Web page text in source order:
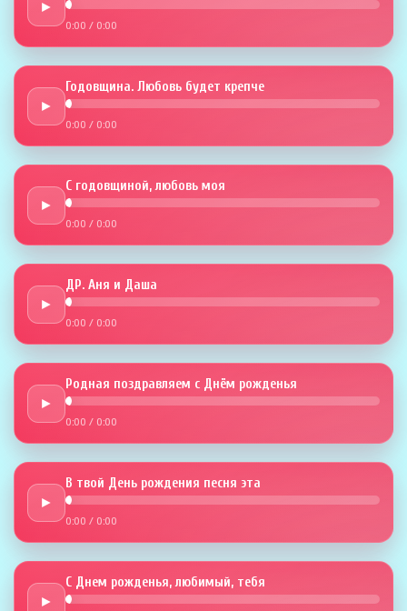
►
0:00 / 0:00
►
Годовщина. Любовь будет крепче
0:00 / 0:00
►
С годовщиной, любовь моя
0:00 / 0:00
►
ДР. Аня и Даша
0:00 / 0:00
►
Родная поздравляем с Днём рожденья
0:00 / 0:00
►
В твой День рождения песня эта
0:00 / 0:00
►
С Днем рожденья, любимый, тебя